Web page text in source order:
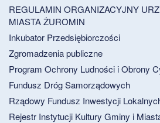
REGULAMIN ORGANIZACYJNY
MIASTA ŻUROMIN
Inkubator Przedsiębiorczości
Zgromadzenia publiczne
Program Ochrony Ludności i Obrony
Fundusz Dróg Samorządowych
Rządowy Fundusz Inwestycji
Rejestr Instytucji Kultury Gminy i